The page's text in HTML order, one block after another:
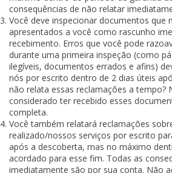
consequências de não relatar
Você deve inspecionar documentos que
apresentados a você como rascunho
recebimento. Erros que você pode
durante uma primeira inspeção (como
ilegíveis, documentos errados e afins)
nós por escrito dentro de 2 dias úteis
não relata essas reclamações a tempo?
considerado ter recebido esses
completa.
Você também relatará reclamações
realizado/nossos serviços por escrito
após a descoberta, mas no máximo
acordado para esse fim. Todas as
imediatamente são por sua conta. Não